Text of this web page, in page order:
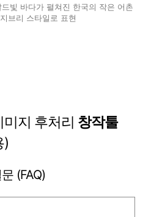
빛 바다가 펼쳐진 한국의 작은 어촌
브리 스타일로 표현
지 후처리 창작툴
)
(FAQ)